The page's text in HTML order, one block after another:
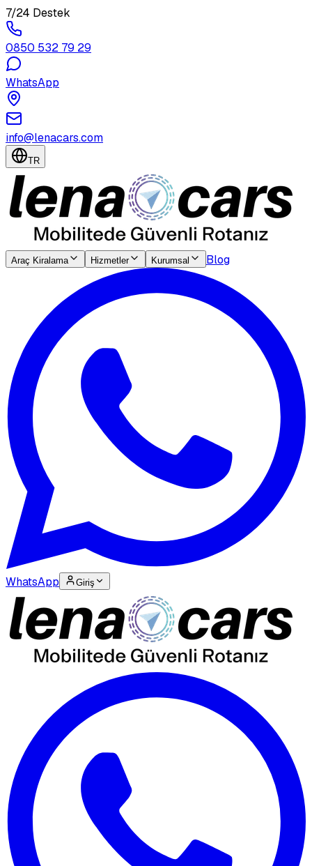
7/24 Destek
0850 532 79 29
WhatsApp
info@lenacars.com
TR
Araç Kiralama Hizmetler Kurumsal Blog
WhatsApp Giriş